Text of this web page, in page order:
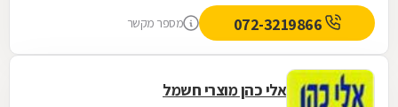
מספר מקשר
אלי כהן מוצרי חשמל